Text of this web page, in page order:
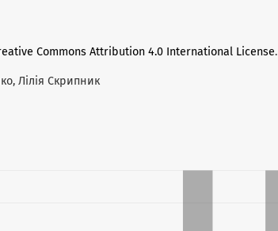
Commons Attribution 4.0 International License.
Лілія Скрипник